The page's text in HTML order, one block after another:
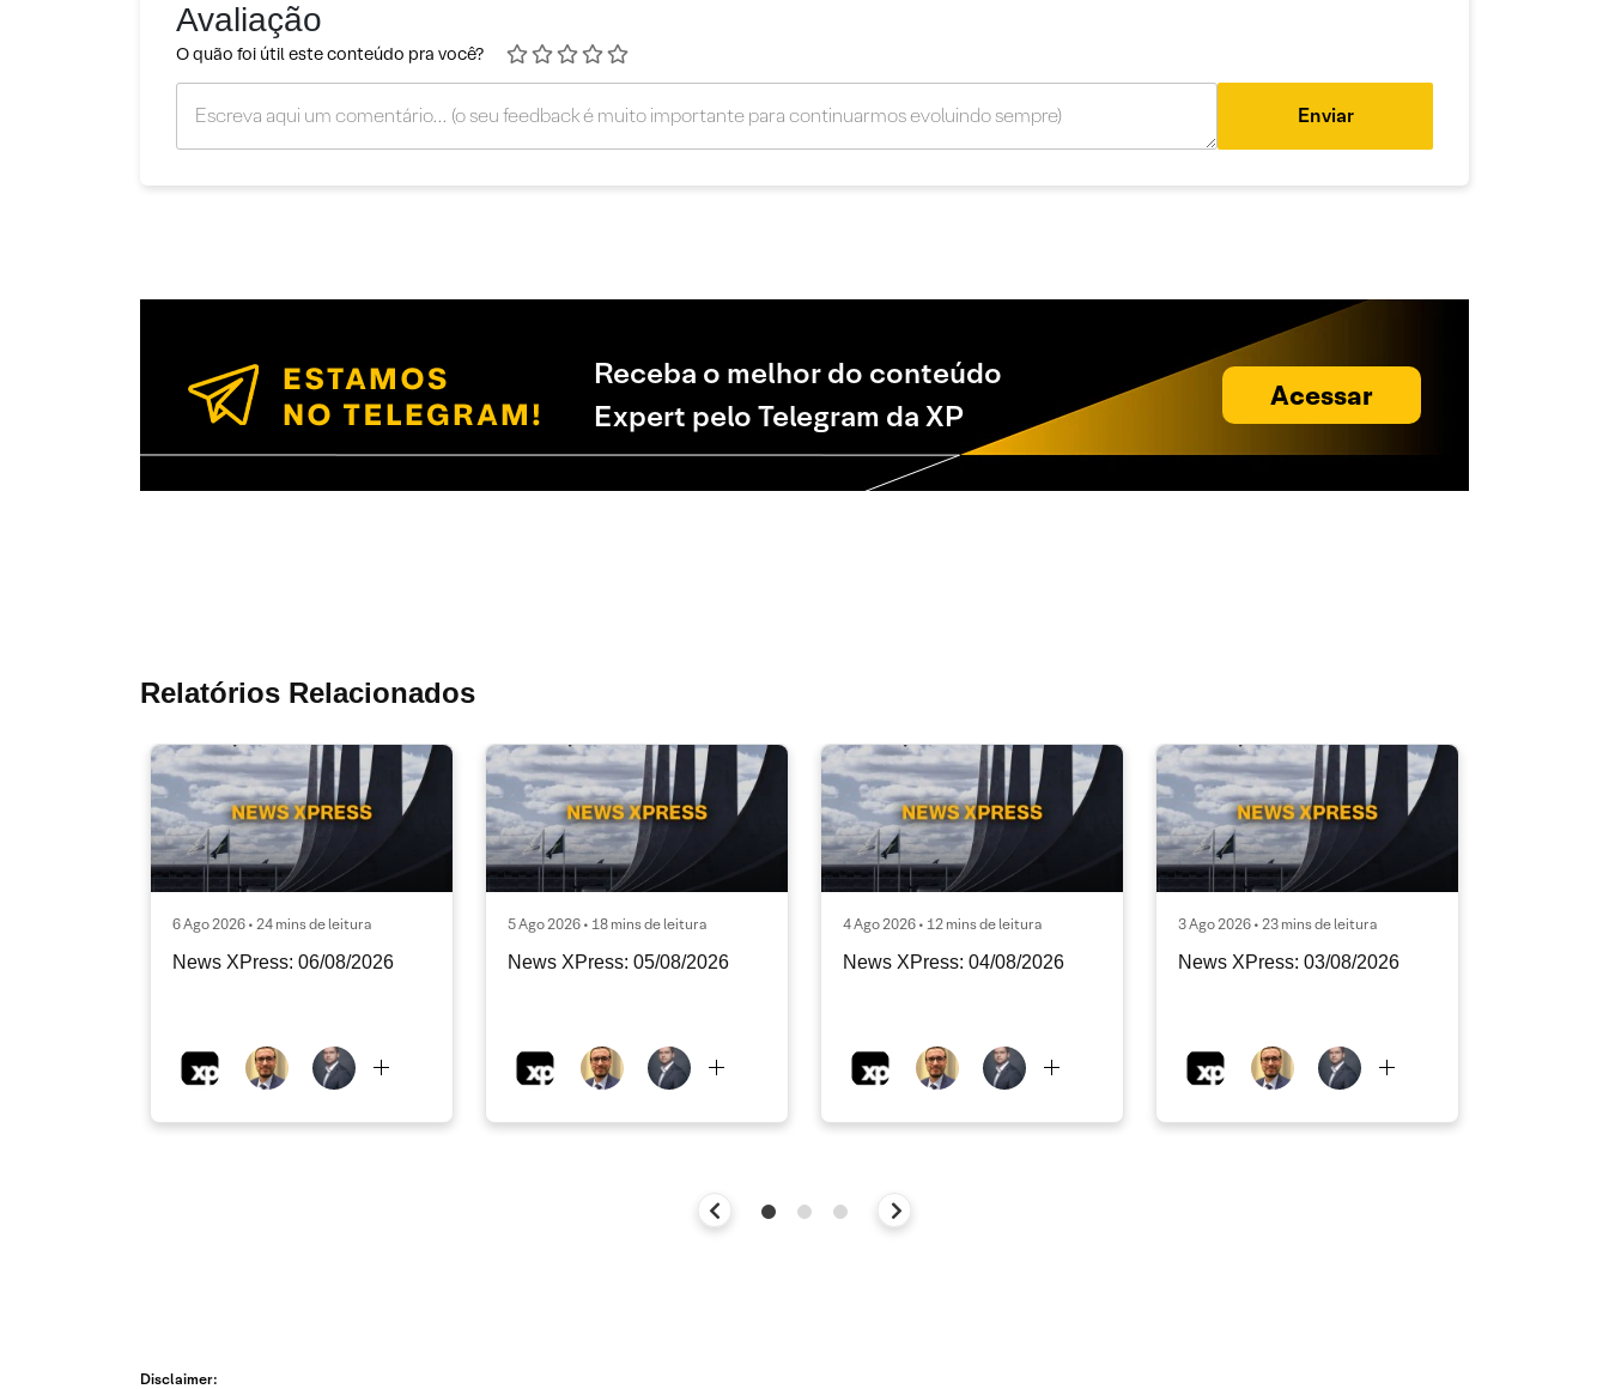
Avaliação
O quão foi útil este conteúdo pra você?
Enviar
Receba o melhor do conteúdo
Expert pelo Telegram da XP
Acessar
Relatórios Relacionados
6 Ago 2026 • 24 mins de leitura
News XPress: 06/08/2026
5 Ago 2026 • 18 mins de leitura
News XPress: 05/08/2026
4 Ago 2026 • 12 mins de leitura
News XPress: 04/08/2026
3 Ago 2026 • 23 mins de leitura
News XPress: 03/08/2026
Disclaimer: